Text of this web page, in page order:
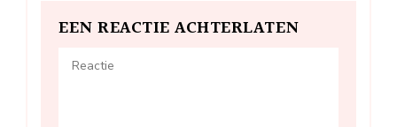
EEN REACTIE ACHTERLATEN